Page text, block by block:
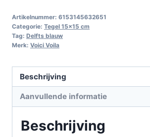
Artikelnummer: 6153145632651
Categorie: Tegel 15x15 cm
Tag: Delfts blauw
Merk: Voici Voila
Beschrijving
Aanvullende informatie
Beschrijving